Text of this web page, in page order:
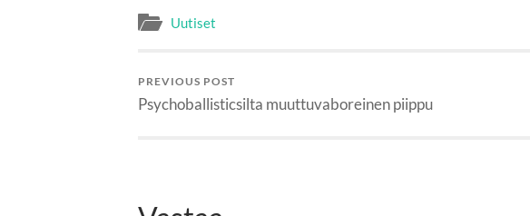
Uutiset
PREVIOUS POST
Psychoballisticsilta muuttuvaboreinen piippu